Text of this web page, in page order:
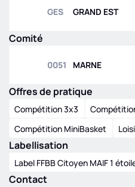
13 0
GES GRAND EST
Comité
0051 MARNE
Offres de pratique
Compétition 3x3
Compétition MiniBasket
Labellisation
Label FFBB Citoyen MAIF 1
Contact